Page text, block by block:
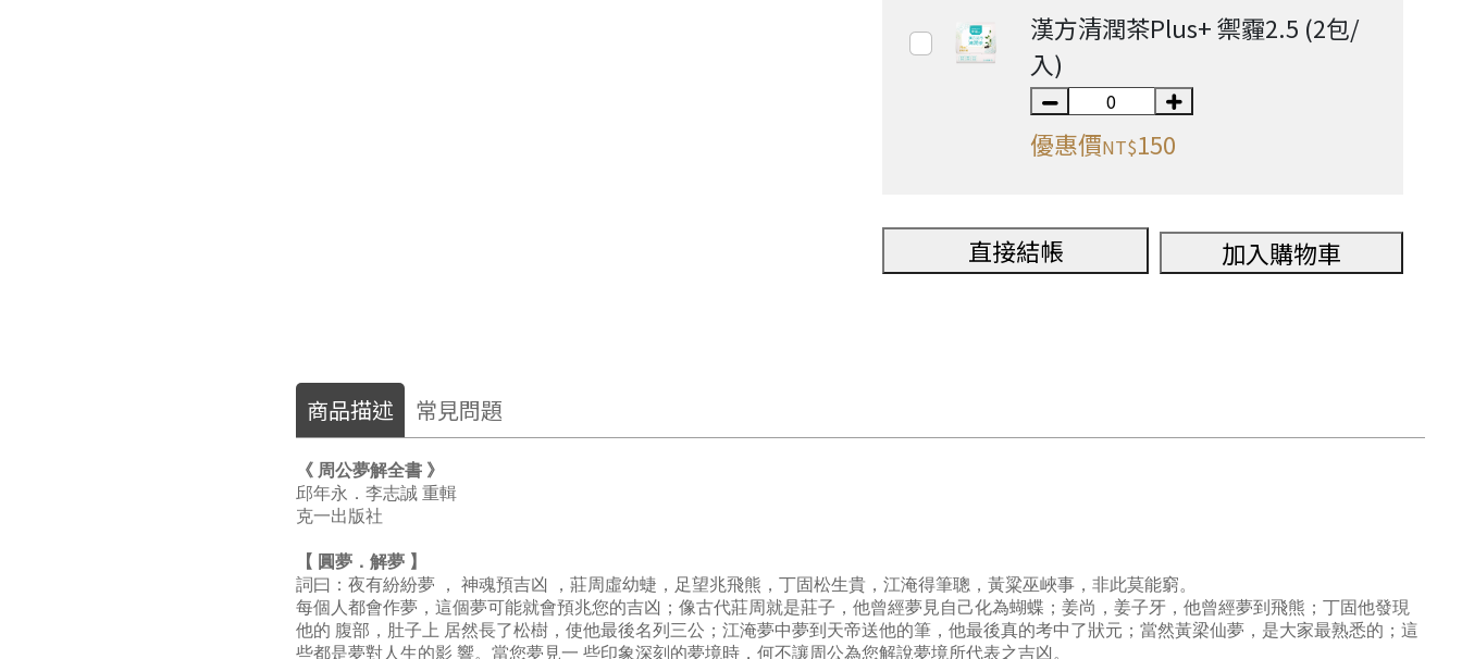
漢方清潤茶Plus+ 禦霾2.5 (2包/
入)
優惠價NT$150
直接結帳 加入購物車
商品描述 常見問題
《 周公夢解全書 》
邱年永．李志誠 重輯
克一出版社
【 圓夢．解夢 】
詞曰：夜有紛紛夢 ， 神魂預吉凶 ，莊周虛幼蜨，足望兆飛熊，丁固松生貴，江淹得筆聰，黃粱巫峽事，非此莫能窮。
每個人都會作夢，這個夢可能就會預兆您的吉凶；像古代莊周就是莊子，他曾經夢見自己化為蝴蝶；姜尚，姜子牙，他曾經夢到飛熊；丁固他發現
他的 腹部，肚子上 居然長了松樹，使他最後名列三公；江淹夢中夢到天帝送他的筆，他最後真的考中了狀元；當然黃梁仙夢，是大家最熟悉的；這
些都是夢對人生的影 響。當您夢見一 些印象深刻的夢境時，何不讓周公為您解說夢境所代表之吉凶。